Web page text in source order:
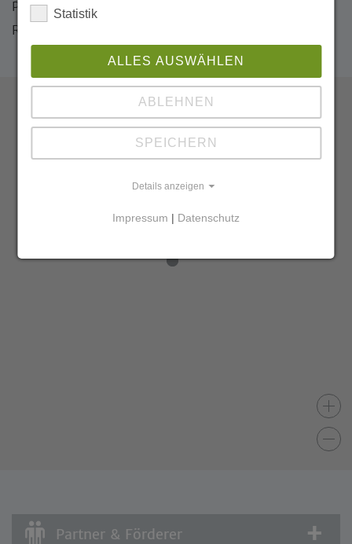
Projektvorschlag zur Sicherung der erforderlichen
Ressourcen erarbeitet werden.
Partner & Förderer
Statistik
ALLES AUSWÄHLEN
ABLEHNEN
SPEICHERN
Details anzeigen
Impressum | Datenschutz